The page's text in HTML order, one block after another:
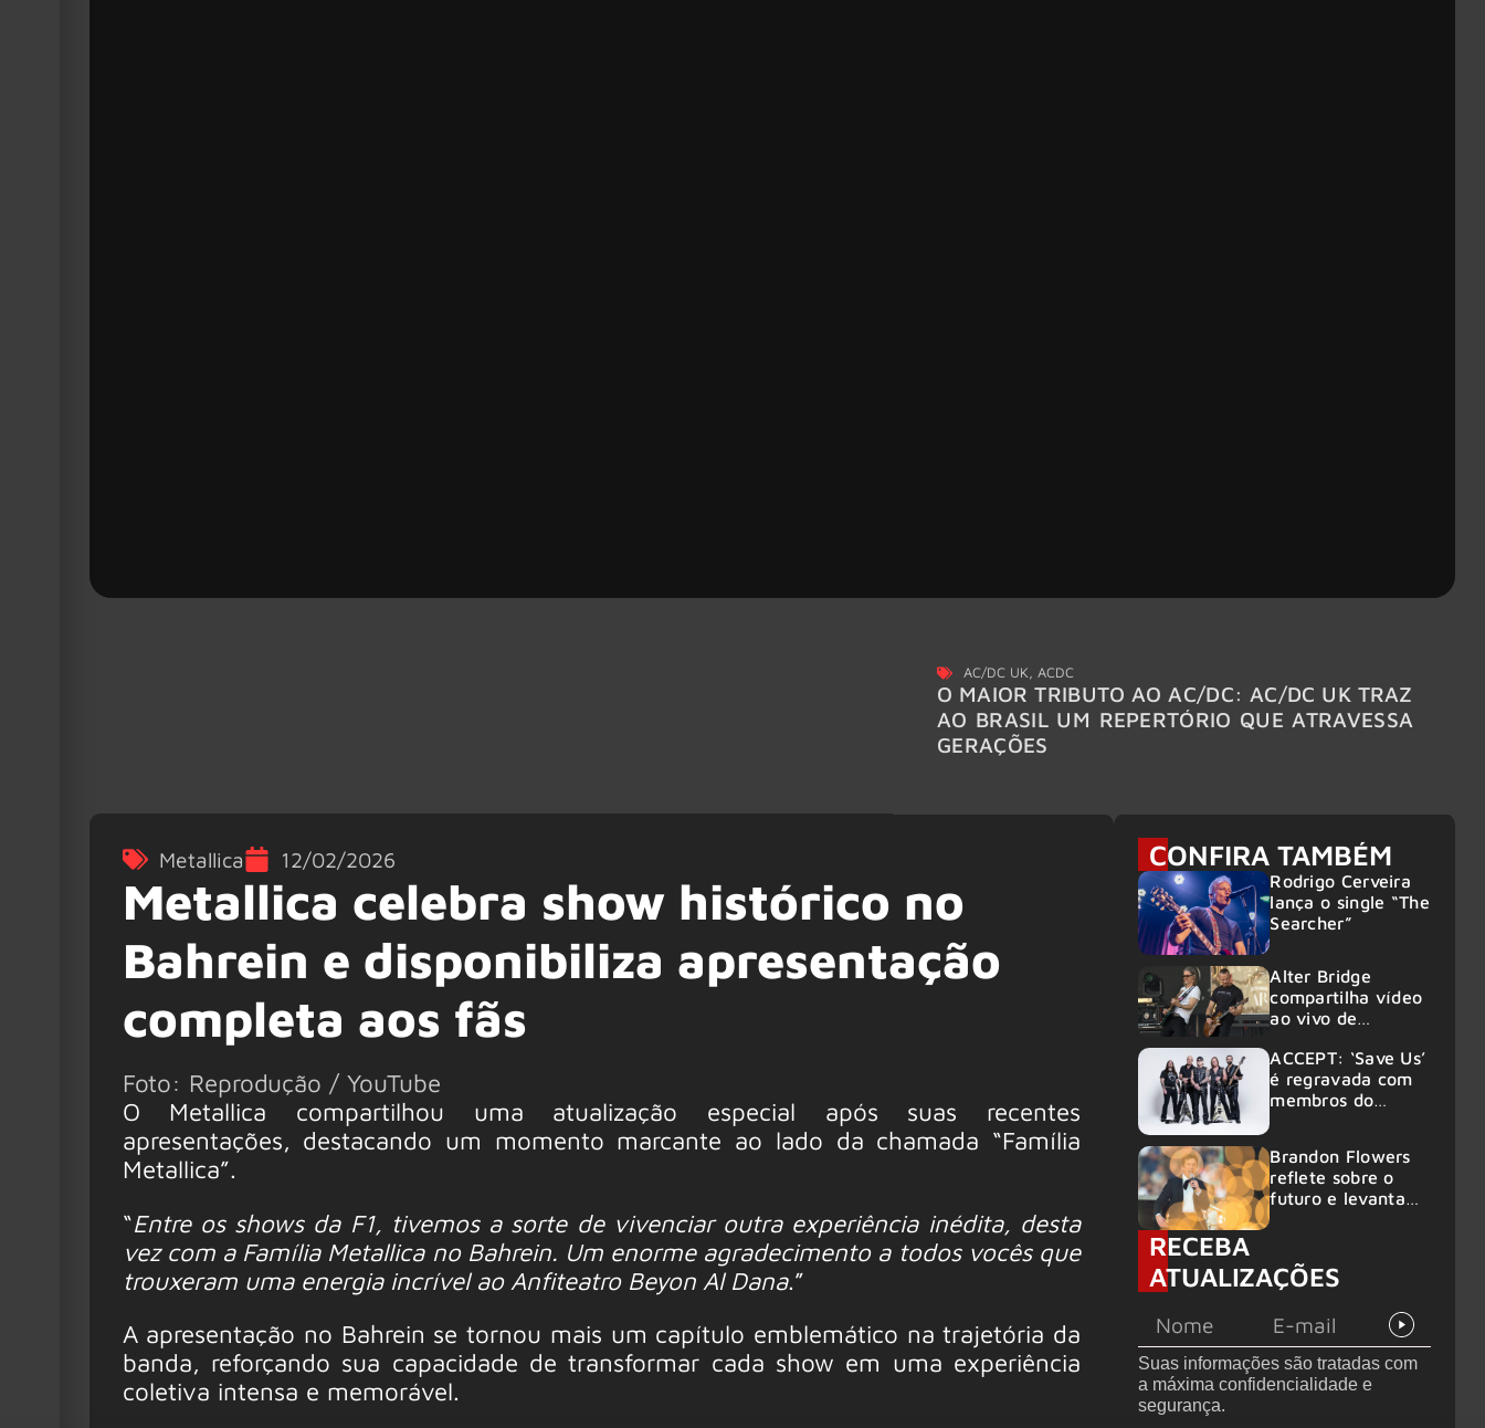
AC/DC UK,ACDC
O MAIOR TRIBUTO AO AC/DC: AC/DC UK TRAZ
AO BRASIL UM REPERTÓRIO QUE ATRAVESSA
GERAÇÕES
Metallica 12/02/2026
Metallica celebra show histórico no
Bahrein e disponibiliza apresentação
completa aos fãs
Foto: Reprodução / YouTube
O Metallica compartilhou uma atualização especial após suas recentes
apresentações, destacando um momento marcante ao lado da chamada “Família
Metallica”.
“Entre os shows da F1, tivemos a sorte de vivenciar outra experiência inédita, desta
vez com a Família Metallica no Bahrein. Um enorme agradecimento a todos vocês que
trouxeram uma energia incrível ao Anfiteatro Beyon Al Dana.”
A apresentação no Bahrein se tornou mais um capítulo emblemático na trajetória da
banda, reforçando sua capacidade de transformar cada show em uma experiência
coletiva intensa e memorável.
CONFIRA TAMBÉM
Rodrigo Cerveira
lança o single “The
Searcher”
Alter Bridge
compartilha vídeo
ao vivo de
no Rock am Ring
2026
ACCEPT: ‘Save Us’
é regravada com
membros do
Brandon Flowers
reflete sobre o
futuro e levanta
RECEBA
ATUALIZAÇÕES
Suas informações são tratadas com
a máxima confidencialidade e
segurança.